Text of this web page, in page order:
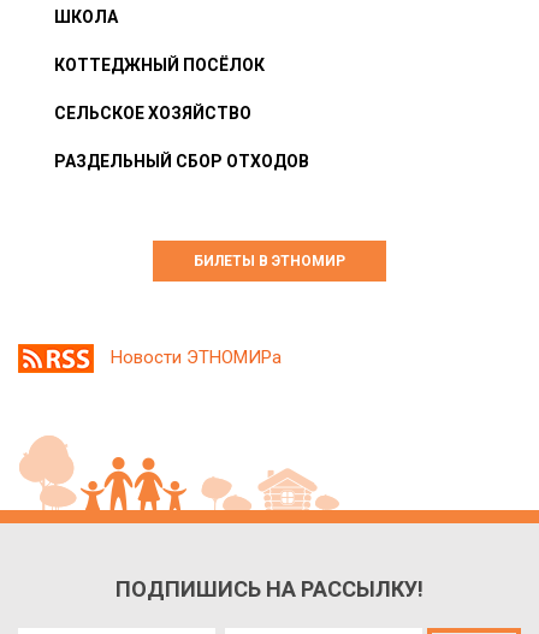
ШКОЛА
КОТТЕДЖНЫЙ ПОСЁЛОК
СЕЛЬСКОЕ ХОЗЯЙСТВО
РАЗДЕЛЬНЫЙ СБОР ОТХОДОВ
БИЛЕТЫ В ЭТНОМИР
Новости ЭТНОМИРа
ПОДПИШИСЬ НА РАССЫЛКУ!